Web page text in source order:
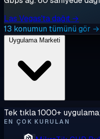
Las Vegas'ta dağıt →
13 konumun tümünü gör →
Tek tıkla 1000+
EN ÇOK KURULAN